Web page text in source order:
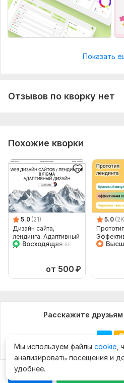
Чат
Показать
Отзывов по кворку нет
Похожие кворки
5.0 (21)
Дизайн сайта,
лендинга. Адаптивный
дизайн. Web дизайн
от 500 ₽
5.0
блоков
Расскажите
Мы используем файлы cookie ,
анализировать посещения и
удобнее.